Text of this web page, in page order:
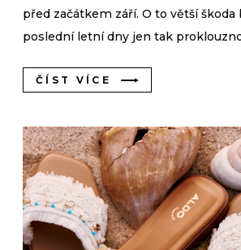
před začátkem září. O to větší
poslední letní dny jen tak
ČÍST VÍCE